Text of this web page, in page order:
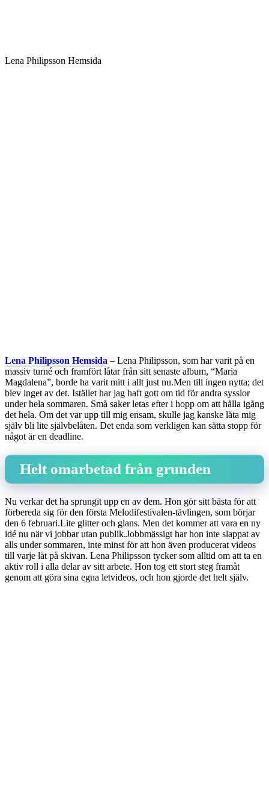
Lena Philipsson Hemsida
Lena Philipsson Hemsida – Lena Philipsson, som har varit på en
massiv turné och framfört låtar från sitt senaste album, “Maria
Magdalena”, borde ha varit mitt i allt just nu.Men till ingen nytta; det
blev inget av det. Istället har jag haft gott om tid för andra sysslor
under hela sommaren. Små saker letas efter i hopp om att hålla igång
det hela. Om det var upp till mig ensam, skulle jag kanske låta mig
själv bli lite självbelåten. Det enda som verkligen kan sätta stopp för
något är en deadline.
Helt omarbetad från grunden
Nu verkar det ha sprungit upp en av dem. Hon gör sitt bästa för att
förbereda sig för den första Melodifestivalen-tävlingen, som börjar
den 6 februari.Lite glitter och glans. Men det kommer att vara en ny
idé nu när vi jobbar utan publik.Jobbmässigt har hon inte slappat av
alls under sommaren, inte minst för att hon även producerat videos
till varje låt på skivan. Lena Philipsson tycker som alltid om att ta en
aktiv roll i alla delar av sitt arbete. Hon tog ett stort steg framåt
genom att göra sina egna letvideos, och hon gjorde det helt själv.